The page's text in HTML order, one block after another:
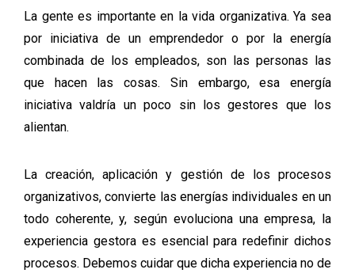
La gente es importante en la vida organizativa. Ya sea
por iniciativa de un emprendedor o por la energía
combinada de los empleados, son las personas las
que hacen las cosas. Sin embargo, esa energía
iniciativa valdría un poco sin los gestores que los
alientan.
La creación, aplicación y gestión de los procesos
organizativos, convierte las energías individuales en un
todo coherente, y, según evoluciona una empresa, la
experiencia gestora es esencial para redefinir dichos
procesos. Debemos cuidar que dicha experiencia no de